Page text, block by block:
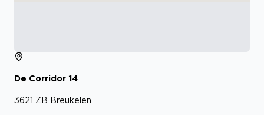
De Corridor 14
3621 ZB Breukelen